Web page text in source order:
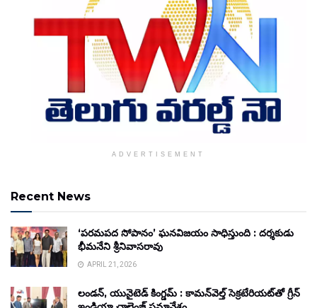
ADVERTISEMENT
Recent News
‘పరమపద సోపానం’ ఘనవిజయం సాధిస్తుంది : దర్శకుడు
భీమనేని శ్రీనివాసరావు
APRIL 21, 2026
లండన్, యునైటెడ్ కింగ్డమ్ : కామన్‌వెల్త్ సెక్రటేరియట్‌తో గ్రీన్